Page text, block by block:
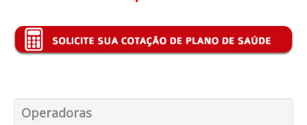
QSAUDE PLANO DE SAÚDE INDIVIDUAL
SÃO CRISTOVÃO PLANO DE SAÚDE INDIVIDUAL
Operadoras